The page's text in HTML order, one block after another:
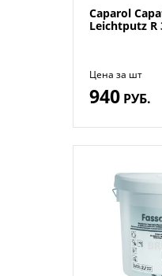
Caparol
Leichtputz R
Цена за шт
940РУБ.